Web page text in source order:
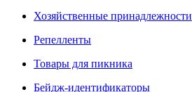
Хозяйственные принадлежности
Репелленты
Товары для пикника
Бейдж-идентификаторы